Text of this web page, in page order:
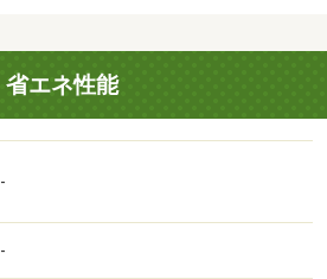
省エネ性能
-
-